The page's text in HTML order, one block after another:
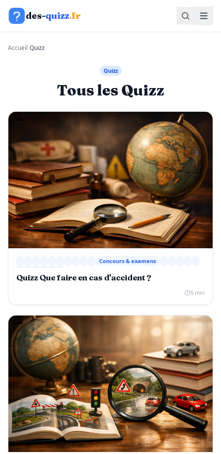
Aller au contenu
des-quizz.fr
Accueil›Quizz
Quizz
Tous les Quizz
Concours & examens
Quizz Que faire en cas d'accident ?
5 min